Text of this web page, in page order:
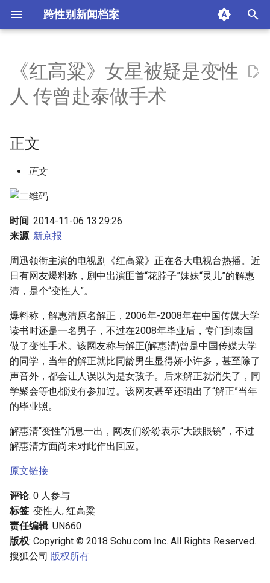
跨性别新闻档案
t
a
i
i
n
g
e
a
r
c
h
正文
附加信息 [Processed Page
《红高粱》女星被疑是变性
人 传曾赴泰做手术
正文
正文
时间: 2014-11-06 13:29:26
来源: 新京报
周迅领衔主演的电视剧《红高粱》正在各大电视台热播。近
日有网友爆料称，剧中出演匪首“花脖子”妹妹“灵儿”的解惠
清，是个“变性人”。
爆料称，解惠清原名解正，2006年-2008年在中国传媒大学
读书时还是一名男子，不过在2008年毕业后，专门到泰国
做了变性手术。该网友称与解正(解惠清)曾是中国传媒大学
的同学，当年的解正就比同龄男生显得娇小许多，甚至除了
声音外，都会让人误以为是女孩子。后来解正就消失了，同
学聚会等也都没有参加过。该网友甚至还晒出了“解正”当年
的毕业照。
解惠清“变性”消息一出，网友们纷纷表示“大跌眼镜”，不过
解惠清方面尚未对此作出回应。
原文链接
评论: 0 人参与
标签: 变性人, 红高粱
责任编辑: UN660
版权: Copyright © 2018 Sohu.com Inc. All Rights Reserved.
搜狐公司 版权所有